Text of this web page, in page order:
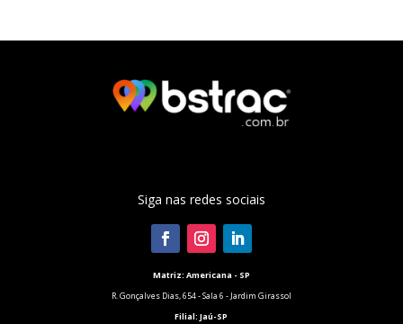
Siga nas redes sociais
Matriz: Americana - SP
R. Gonçalves Dias, 654 - Sala 6 - Jardim Girassol
Filial: Jaú-SP